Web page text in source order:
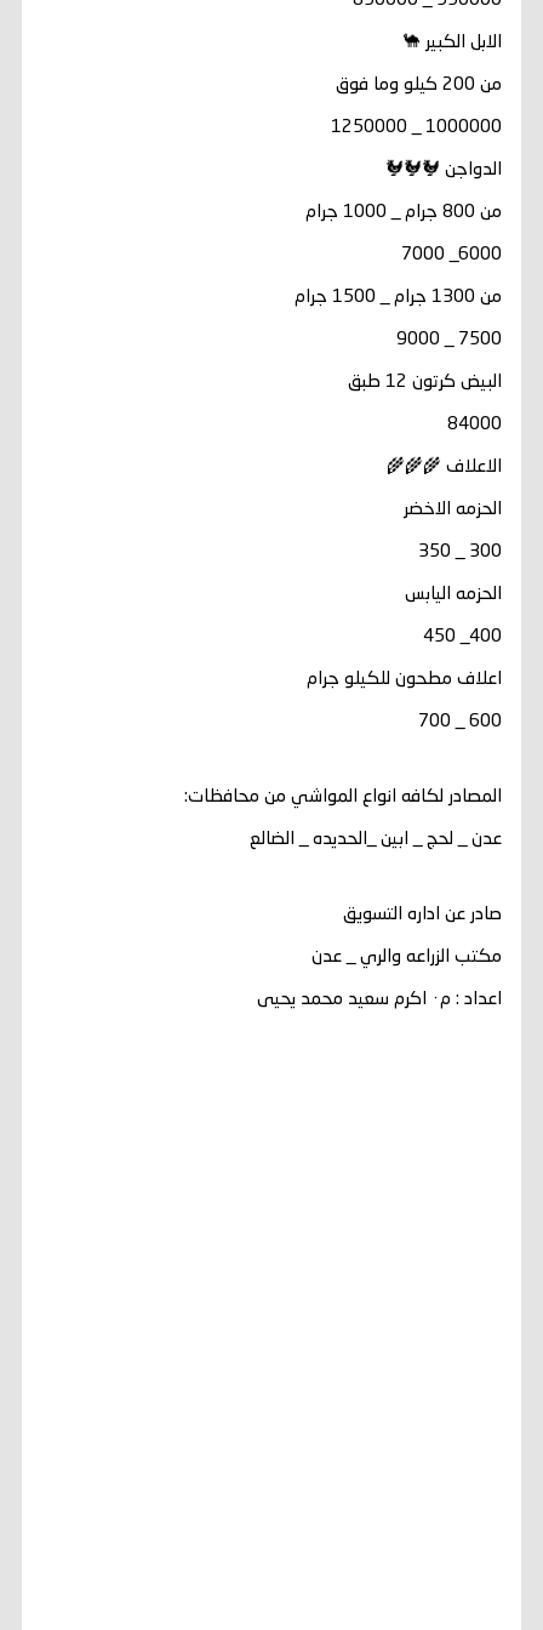
الابل الكبير 🐪
من 200 كيلو وما فوق
1000000 _ 1250000
الدواجن 🐓🐓🐓
من 800 جرام _ 1000 جرام
6000_ 7000
من 1300 جرام _ 1500 جرام
7500 _ 9000
البيض كرتون 12 طبق
84000
الاعلاف 🌾🌾🌾
الحزمه الاخضر
300 _ 350
الحزمه اليابس
400_ 450
اعلاف مطحون للكيلو جرام
600 _ 700
المصادر لكافه انواع المواشي من محافظات:
عدن _ لحج _ ابين _الحديده _ الضالع
صادر عن اداره التسويق
مكتب الزراعه والري _ عدن
اعداد : م٠ اكرم سعيد محمد يحيى